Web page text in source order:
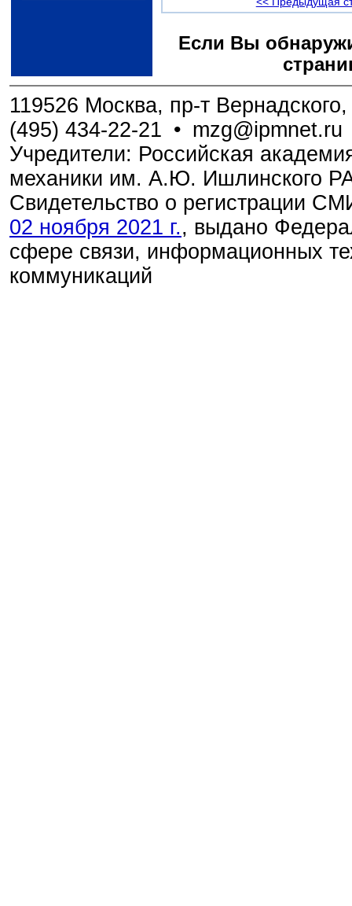
Если Вы
119526 Москва, пр-т
(495) 434-22-21 • mzg@ipmnet.ru
Учредители: Российская
механики им. А.Ю. Ишлинского
Свидетельство о регистрации
02 ноября 2021 г., выдано
сфере связи, информационных
коммуникаций